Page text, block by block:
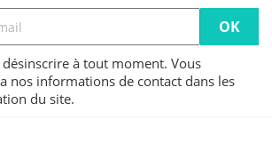
à tout moment. Vous
nos informations de contact dans les
du site.